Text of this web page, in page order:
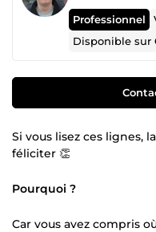
Professionnel
Disponible sur
Si vous lisez ces lignes,
féliciter 👏
Pourquoi ?
Car vous avez compris